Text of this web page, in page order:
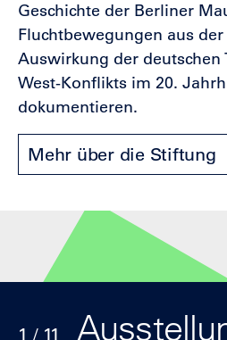
Geschichte der Berliner
Fluchtbewegungen aus der
Auswirkung der deutschen
West-Konflikts im 20.
dokumentieren.
Mehr über die Stiftung
1 / 11